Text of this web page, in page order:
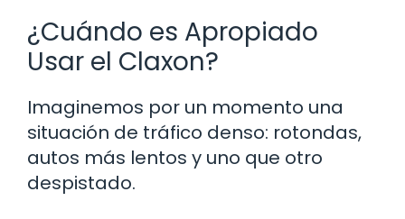
¿Cuándo es Apropiado
Usar el Claxon?
Imaginemos por un momento una
situación de tráfico denso: rotondas,
autos más lentos y uno que otro
despistado.